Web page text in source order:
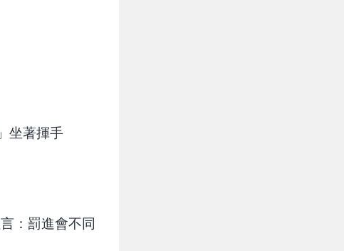
坐著揮手
：罰進會不同